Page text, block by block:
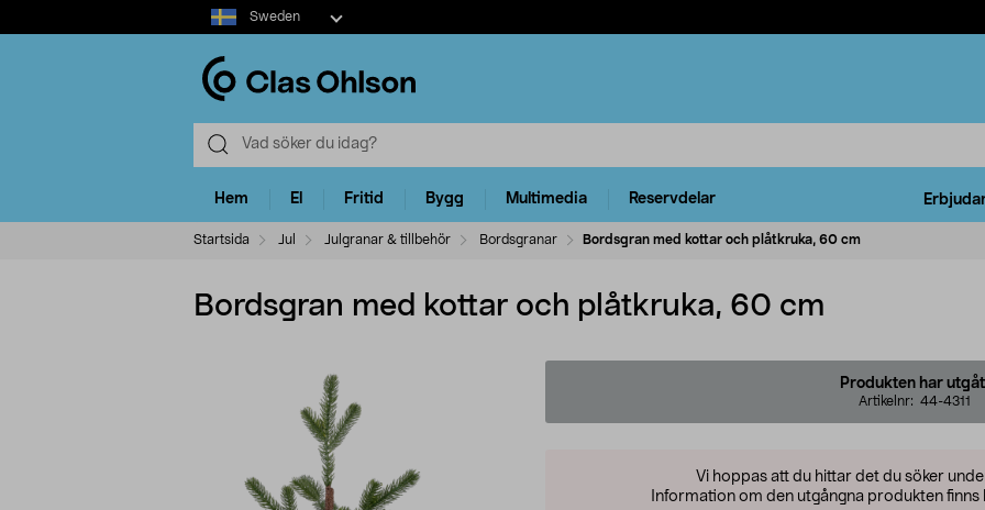
Select
market
Sweden
Hem El Fritid Bygg Multimedia Reservdelar
Startsida Jul Julgranar & tillbehör Bordsgranar Bordsgran med kottar och plåtkruka, 60 cm
Bordsgran med kottar och plåtkruka, 60 cm
Produkten har
Artikelnr: 44-4311
Vi hoppas att du hittar det du söker
Information om den utgångna produkten finns